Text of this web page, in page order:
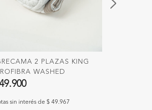
2 PLAZAS KING
WASHED
sin interés de $ 49.967